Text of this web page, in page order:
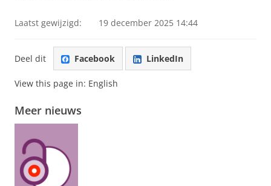
Laatst gewijzigd: 19 december 2025 14:44
Deel dit Facebook LinkedIn
View this page in: English
Meer nieuws